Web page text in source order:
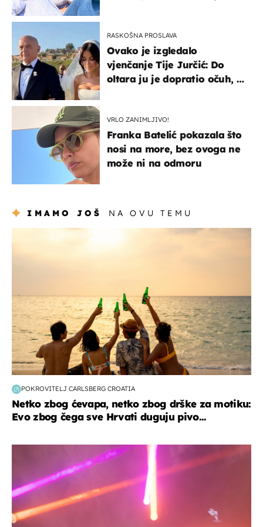
RASKOŠNA PROSLAVA
Ovako je izgledalo
vjenčanje Tije Jurčić: Do
oltara ju je dopratio očuh, a
VRLO ZANIMLJIVO!
Franka Batelić pokazala što
nosi na more, bez ovoga ne
može ni na odmoru
IMAMO JOŠ NA OVU TEMU
POKROVITELJ CARLSBERG CROATIA
Netko zbog ćevapa, netko zbog drške za motiku:
Evo zbog čega sve Hrvati duguju pivo...